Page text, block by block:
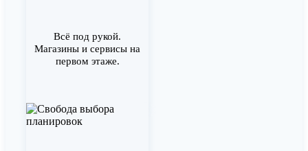
Всё под рукой.
Магазины и сервисы на
первом этаже.